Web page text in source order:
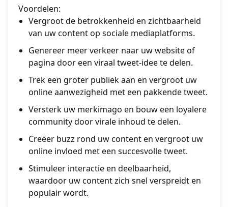
Voordelen:
Vergroot de betrokkenheid en zichtbaarheid
van uw content op sociale mediaplatforms.
Genereer meer verkeer naar uw website of
pagina door een viraal tweet-idee te delen.
Trek een groter publiek aan en vergroot uw
online aanwezigheid met een pakkende tweet.
Versterk uw merkimago en bouw een loyalere
community door virale inhoud te delen.
Creëer buzz rond uw content en vergroot uw
online invloed met een succesvolle tweet.
Stimuleer interactie en deelbaarheid,
waardoor uw content zich snel verspreidt en
populair wordt.